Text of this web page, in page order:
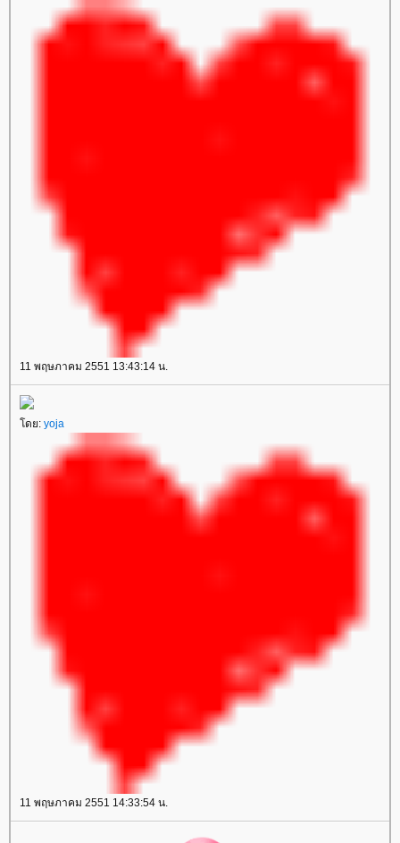
11 พฤษภาคม 2551 13:43:14 น.
โดย: yoja
11 พฤษภาคม 2551 14:33:54 น.